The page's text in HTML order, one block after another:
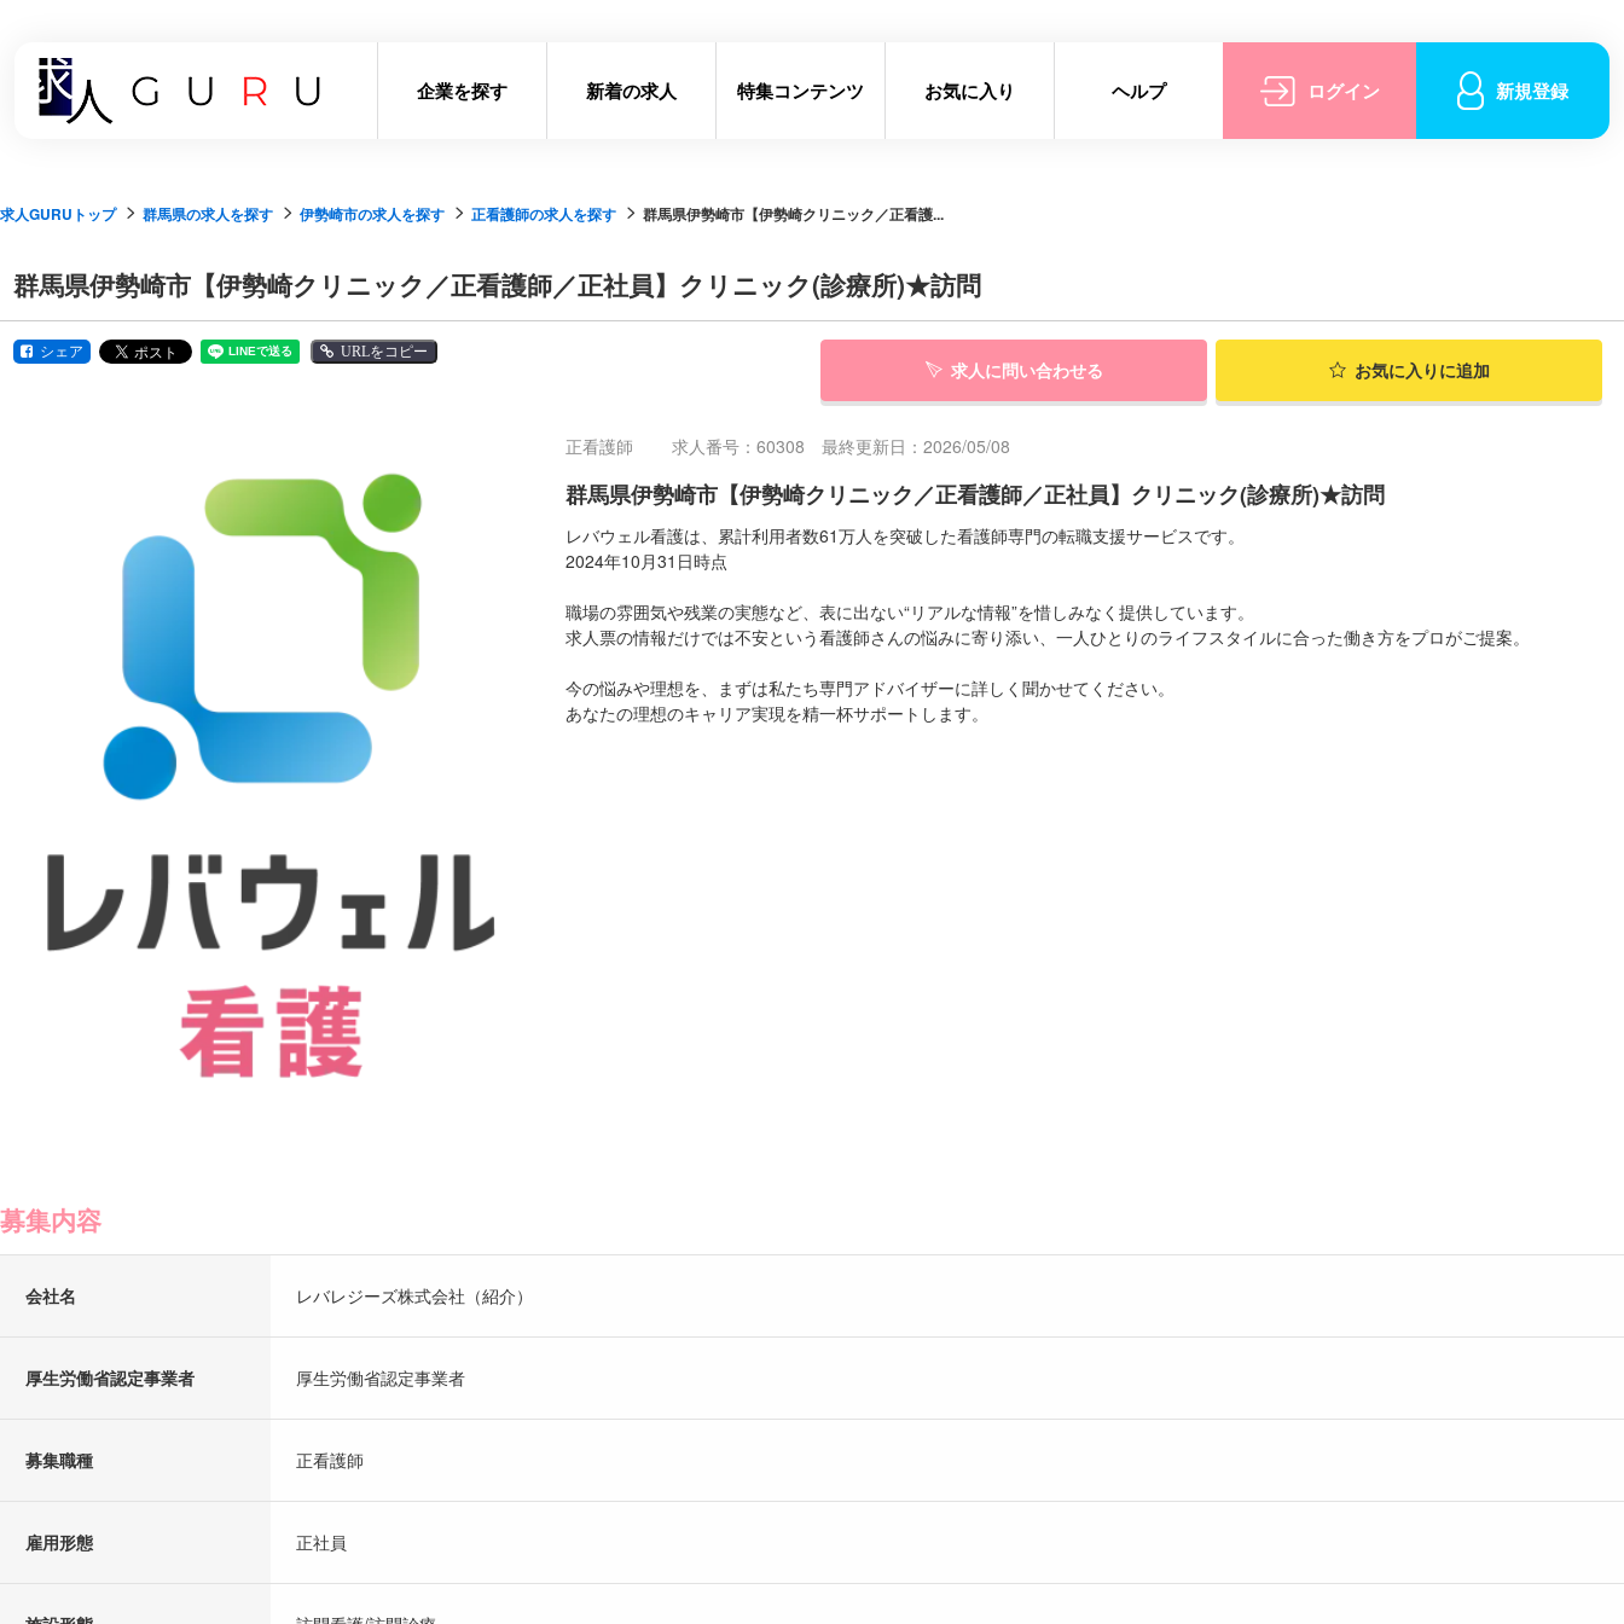
企業を探す 新着の求人 特集コンテンツ お気に入り ヘルプ ログイン 新規登録
求人GURUトップ 群馬県の求人を探す 伊勢崎市の求人を探す 正看護師の求人を探す 群馬県伊勢崎市【伊勢崎クリニック／正看護...
群馬県伊勢崎市【伊勢崎クリニック／正看護師／正社員】クリニック(診療所)★訪問
シェア URLをコピー
求人に問い合わせる お気に入りに追加
正看護師 求人番号：60308 最終更新日：2026/05/08
群馬県伊勢崎市【伊勢崎クリニック／正看護師／正社員】クリニック(診療所)★訪問
レバウェル看護は、累計利用者数61万人を突破した看護師専門の転職支援サービスです。
2024年10月31日時点
職場の雰囲気や残業の実態など、表に出ない“リアルな情報”を惜しみなく提供しています。
求人票の情報だけでは不安という看護師さんの悩みに寄り添い、一人ひとりのライフスタイルに合った働き方をプロがご提案。
今の悩みや理想を、まずは私たち専門アドバイザーに詳しく聞かせてください。
あなたの理想のキャリア実現を精一杯サポートします。
募集内容
会社名 レバレジーズ株式会社（紹介）
厚生労働省認定事業者 厚生労働省認定事業者
募集職種 正看護師
雇用形態 正社員